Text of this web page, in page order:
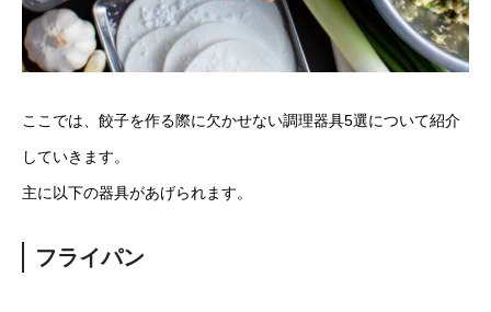
ここでは、餃子を作る際に欠かせない調理器具5選について紹介
していきます。
主に以下の器具があげられます。
フライパン